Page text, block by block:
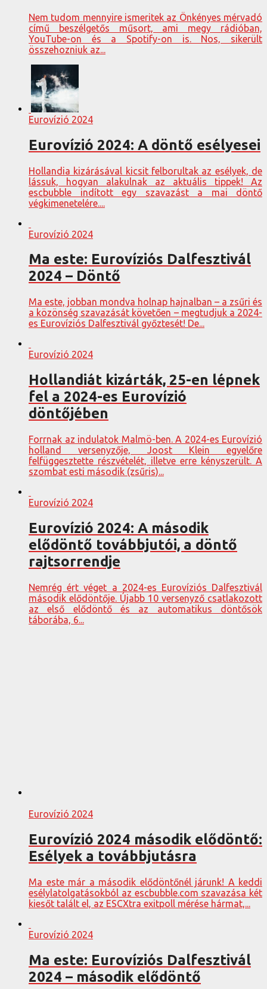
Nem tudom mennyire ismeritek az Önkényes mérvadó
című beszélgetős műsort, ami megy rádióban,
YouTube-on és a Spotify-on is. Nos, sikerült
összehozniuk az...
Eurovízió 2024
Eurovízió 2024: A döntő esélyesei
Hollandia kizárásával kicsit felborultak az esélyek, de
lássuk, hogyan alakulnak az aktuális tippek! Az
escbubble indított egy szavazást a mai döntő
végkimenetelére....
Eurovízió 2024
Ma este: Eurovíziós Dalfesztivál
2024 – Döntő
Ma este, jobban mondva holnap hajnalban – a zsűri és
a közönség szavazását követően – megtudjuk a 2024-
es Eurovíziós Dalfesztivál győztesét! De...
Eurovízió 2024
Hollandiát kizárták, 25-en lépnek
fel a 2024-es Eurovízió
döntőjében
Forrnak az indulatok Malmö-ben. A 2024-es Eurovízió
holland versenyzője, Joost Klein egyelőre
felfüggesztette részvételét, illetve erre kényszerült. A
szombat esti második (zsűris)...
Eurovízió 2024
Eurovízió 2024: A második
elődöntő továbbjutói, a döntő
rajtsorrendje
Nemrég ért véget a 2024-es Eurovíziós Dalfesztivál
második elődöntője. Újabb 10 versenyző csatlakozott
az első elődöntő és az automatikus döntősök
táborába, 6...
Eurovízió 2024
Eurovízió 2024 második elődöntő:
Esélyek a továbbjutásra
Ma este már a második elődöntőnél járunk! A keddi
esélylatolgatásokból az escbubble.com szavazása két
kiesőt talált el, az ESCXtra exitpoll mérése hármat,...
Eurovízió 2024
Ma este: Eurovíziós Dalfesztivál
2024 – második elődöntő